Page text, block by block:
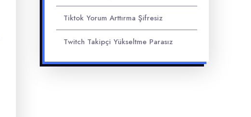
Tiktok Yorum Arttırma Şifresiz
Twitch Takipçi Yükseltme Parasız